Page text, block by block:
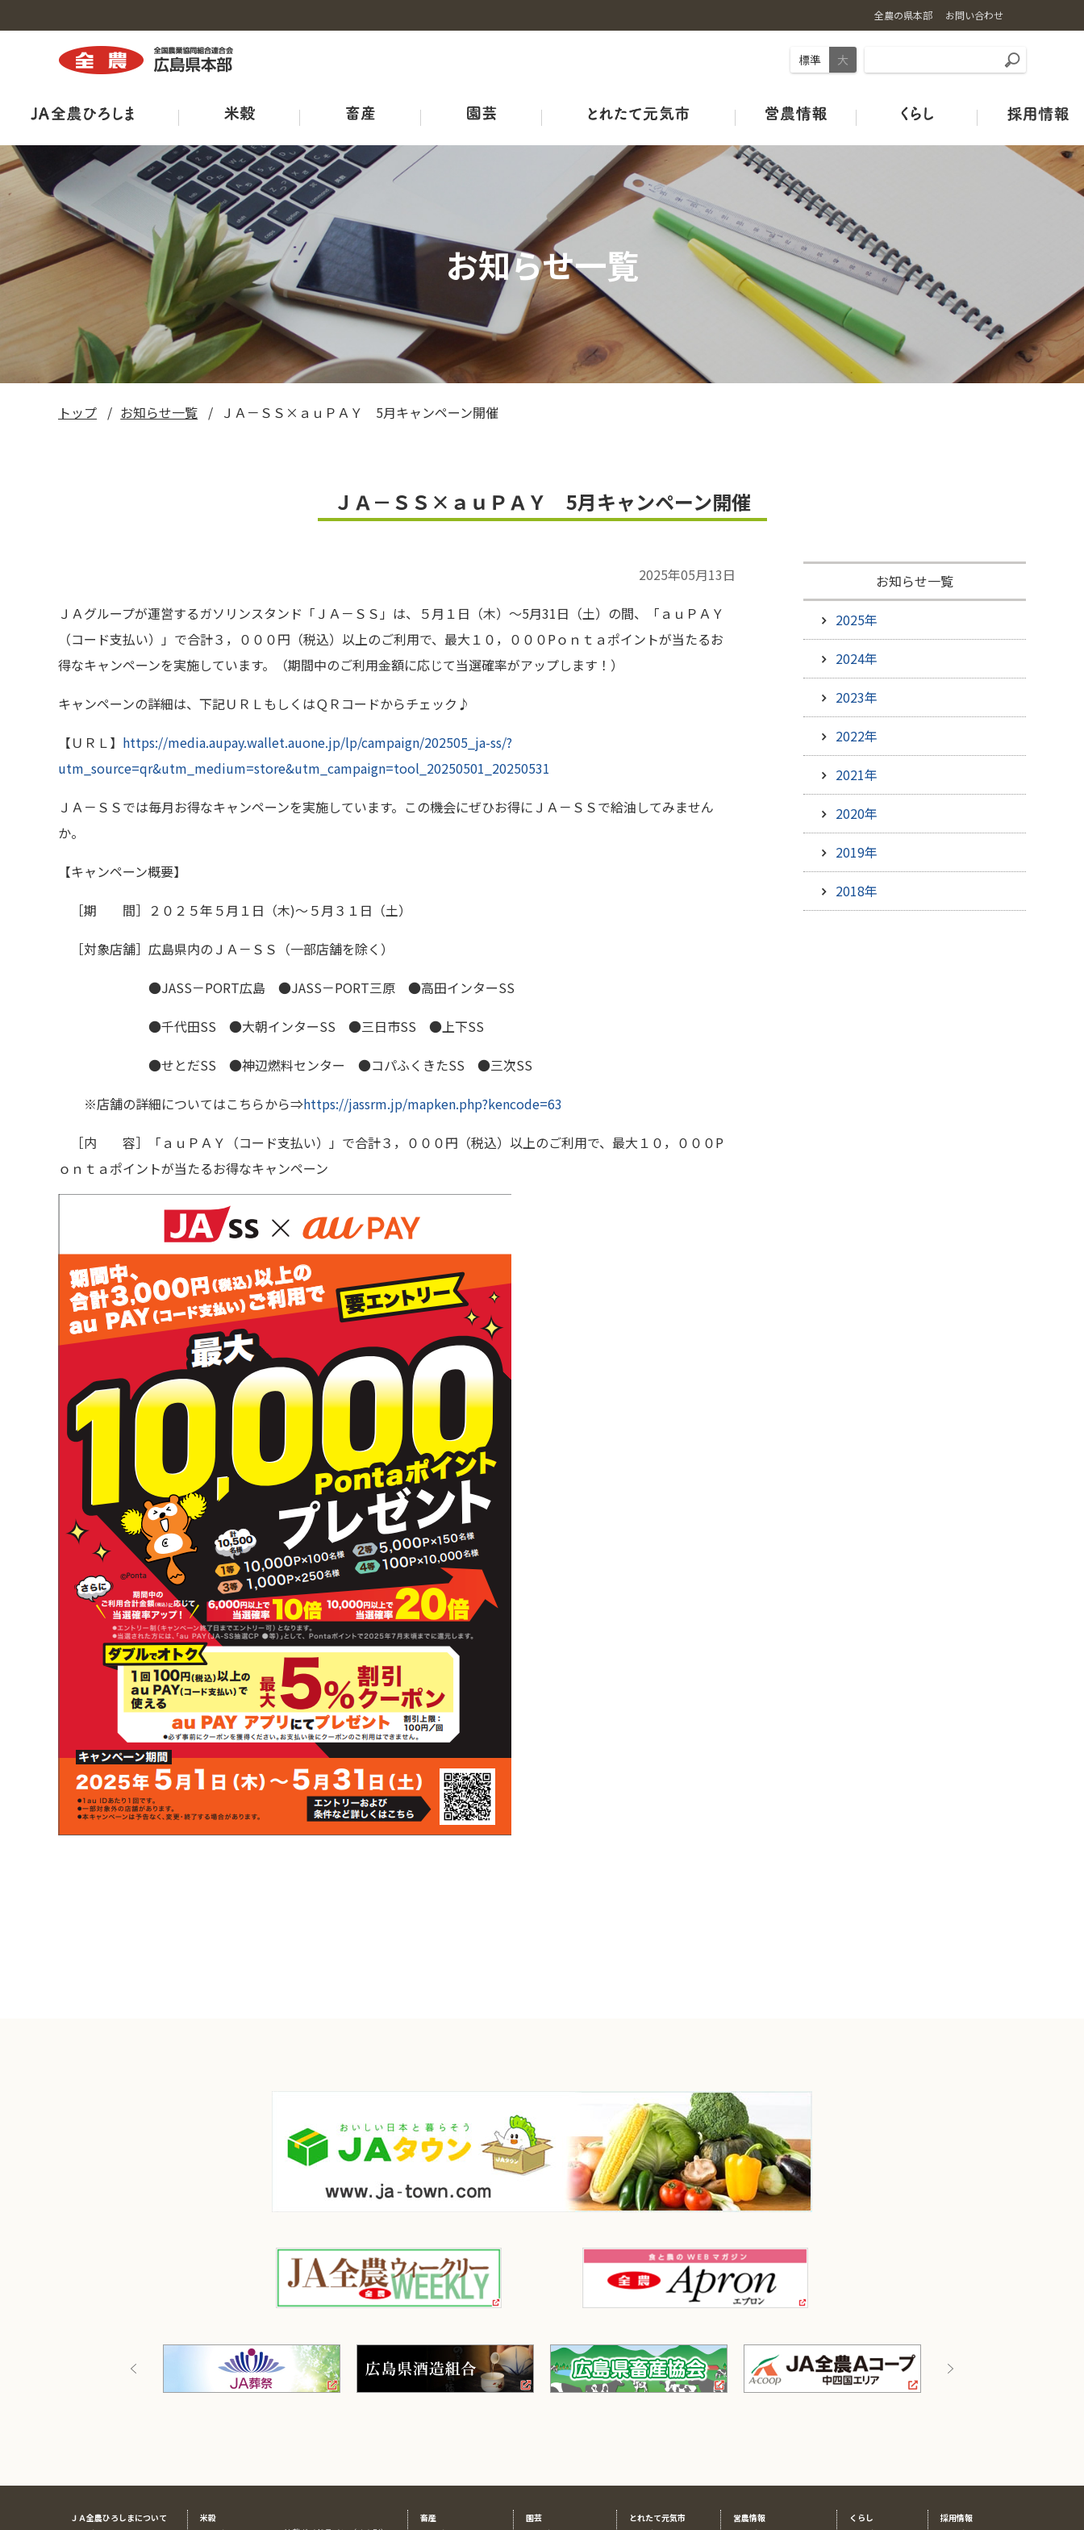
全農の県本部 お問い合わせ
標準 大
事業内容
組織図・事務所・事業所一覧 耕畜連携・資源循環ブランド３－Ｒ オフィシャルSNSのご紹介
お米の基礎知識
商品紹介 広島の酒米
工場・施設 品質管理室 特別栽培米ガイドライン
特栽ガイドライン（ＪＡ別） 生産者の皆さまへ お米の宅配便
TVCM 広島県産応援登録制度 【お米の通販はこちらから】
い～ねくん公式LINEスタンプ ＪＡお米のアンバサダー ひろしま米はひろしま愛プロジェクト
ギュギュ～と広島和牛
広島県三次家畜市場案内 鶏卵
鶏卵市況 HACCP取組状況
旬のカレンダー
ひろしま菜‘ｓ ひろしま野菜の産地マップ 青果市場カレンダー
出荷規格表
店舗情報
出店販売 みのりみのるプロジェクト
ＪＡタウン
土づくり
全農ひろしま型ハウスについて ＪＡグリーン店舗
産直市マッチングシステムＴＯＲＥＪＡ アグリサミット2025 中古農機マッチングシステムRe:Boonリブーン
ＪＡタウン
ＪＡ－ＳＳ ＪＡクミアイプロパン
ＪＡくらしの宅配便 お知らせ一覧
トップ お知らせ一覧 ＪＡ－ＳＳ×ａｕＰＡＹ 5月キャンペーン開催
ＪＡ－ＳＳ×ａｕＰＡＹ 5月キャンペーン開催
2025年05月13日
ＪＡグループが運営するガソリンスタンド「ＪＡ－ＳＳ」は、５月１日（木）～5月31日（土）の間、「ａｕＰＡＹ
（コード支払い）」で合計３，０００円（税込）以上のご利用で、最大１０，０００Pｏｎｔａポイントが当たるお
得なキャンペーンを実施しています。（期間中のご利用金額に応じて当選確率がアップします！）
キャンペーンの詳細は、下記ＵＲＬもしくはＱＲコードからチェック♪
【ＵＲＬ】 https://media.aupay.wallet.auone.jp/lp/campaign/202505_ja-ss/?
utm_source=qr&utm_medium=store&utm_campaign=tool_20250501_20250531
ＪＡ－ＳＳでは毎月お得なキャンペーンを実施しています。この機会にぜひお得にＪＡ－ＳＳで給油してみません
か。
【キャンペーン概要】
［期 間］２０２５年５月１日（木)～５月３１日（土）
［対象店舗］広島県内のＪＡ－ＳＳ（一部店舗を除く）
●JASS－PORT広島 ●JASS－PORT三原 ●高田インターSS
●千代田SS ●大朝インターSS ●三日市SS ●上下SS
●せとだSS ●神辺燃料センター ●コパふくきたSS ●三次SS
※店舗の詳細についてはこちらから⇒https://jassrm.jp/mapken.php?kencode=63
［内 容］「ａｕＰＡＹ（コード支払い）」で合計３，０００円（税込）以上のご利用で、最大１０，０００P
ｏｎｔａポイントが当たるお得なキャンペーン
お知らせ一覧
2025年
2024年
2023年
2022年
2021年
2020年
2019年
2018年
ＪＡ全農ひろしまについて
米穀
畜産
園芸
とれたて元気市
営農情報
くらし
採用情報